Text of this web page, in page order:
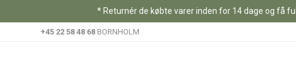
* Returnér de købte varer inden for 14 dage og få
+45 22 58 48 68 BORNHOLM